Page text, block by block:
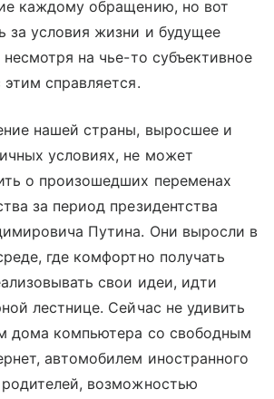
каждому обращению, но вот
за условия жизни и будущее
на чье-то субъективное
справляется.
нашей страны, выросшее и
условиях, не может
о произошедших переменах
за период президентства
Путина. Они выросли в
где комфортно получать
свои идеи, идти
лестнице. Сейчас не удивить
дома компьютера со свободным
автомобилем иностранного
возможностью